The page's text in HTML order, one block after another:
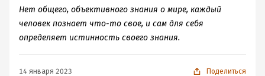
Нет общего, объективного знания о мире, каждый
человек познает что-то свое, и сам для себя
определяет истинность своего знания.
14 января 2023 Поделиться